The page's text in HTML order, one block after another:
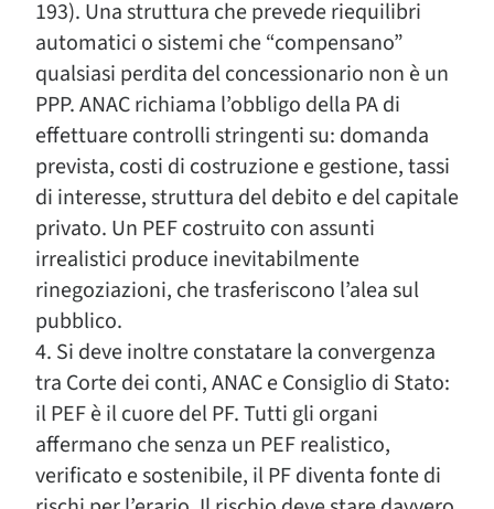
193). Una struttura che prevede riequilibri
automatici o sistemi che “compensano”
qualsiasi perdita del concessionario non è un
PPP. ANAC richiama l’obbligo della PA di
effettuare controlli stringenti su: domanda
prevista, costi di costruzione e gestione, tassi
di interesse, struttura del debito e del capitale
privato. Un PEF costruito con assunti
irrealistici produce inevitabilmente
rinegoziazioni, che trasferiscono l’alea sul
pubblico.
4. Si deve inoltre constatare la convergenza
tra Corte dei conti, ANAC e Consiglio di Stato:
il PEF è il cuore del PF. Tutti gli organi
affermano che senza un PEF realistico,
verificato e sostenibile, il PF diventa fonte di